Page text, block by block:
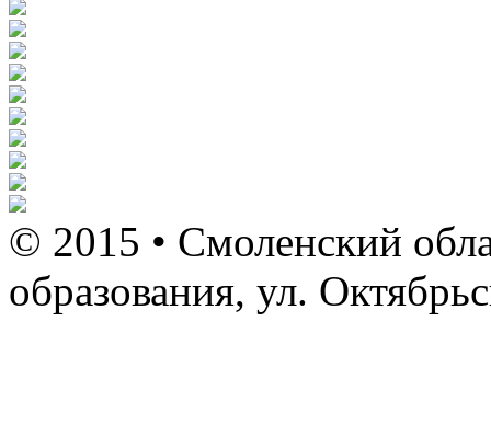
© 2015 • Смоленский
образования, ул.